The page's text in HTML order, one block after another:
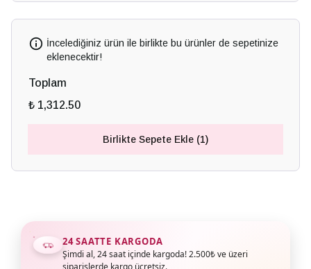
İncelediğiniz ürün ile birlikte bu ürünler de sepetinize
eklenecektir!
Toplam
₺ 1,312.50
Birlikte Sepete Ekle (1)
24 SAATTE KARGODA
Şimdi al, 24 saat içinde kargoda! 2.500₺ ve üzeri
siparişlerde kargo ücretsiz.